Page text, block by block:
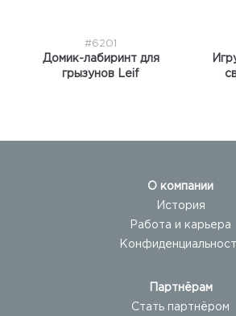
#6201
Домик-лабиринт для
грызунов Leif
О компании
История
Работа и карьера
Партнёрам
Стать партнёром